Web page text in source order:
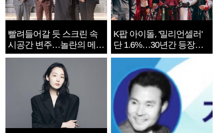
빨려들어갈 듯 스크린 속
시공간 변주…놀란의 메시
지는 ‘전쟁 속죄’
K팝 아이돌, '밀리언셀러'
단 1.6%…30년간 등장
1182개팀 전수조사